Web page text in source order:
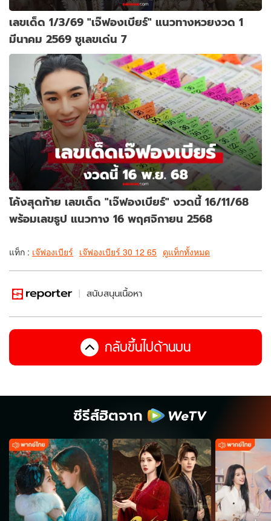
เลขเด็ด 1/3/69 "เจ๊ฟองเบียร์" แนวทางหวยงวด 1
มีนาคม 2569 ชูเลขเด่น 7
โค้งสุดท้าย เลขเด็ด "เจ๊ฟองเบียร์" งวดนี้ 16/11/68
พร้อมเลขธูป แนวทาง 16 พฤศจิกายน 2568
แท็ก : เจ๊ฟองเบียร์ เจ๊ฟองเบียร์ 30 12 65 ดูแท็กทั้งหมด
สนับสนุนเนื้อหา
กลับขึ้นไปด้านบน
ซีรีส์ฮิตจาก